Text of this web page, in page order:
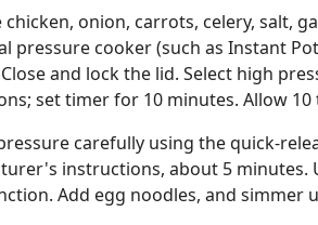
chicken, onion, carrots, celery, salt,
pressure cooker (such as Instant
and lock the lid. Select high
set timer for 10 minutes. Allow
carefully using the quick-
instructions, about 5 minutes.
Add egg noodles, and simmer